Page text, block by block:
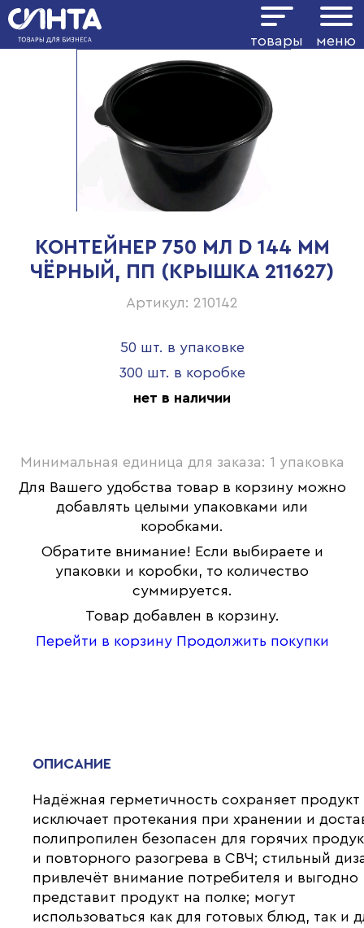
товары меню
КОНТЕЙНЕР 750 МЛ D 144 ММ
ЧЁРНЫЙ, ПП (КРЫШКА 211627)
Артикул: 210142
50 шт. в упаковке
300 шт. в коробке
нет в наличии
Минимальная единица для заказа: 1 упаковка
Для Вашего удобства товар в корзину можно
добавлять целыми упаковками или
коробками.
Обратите внимание! Если выбираете и
упаковки и коробки, то количество
суммируется.
Товар добавлен в корзину.
Перейти в корзину Продолжить покупки
ОПИСАНИЕ
Надёжная герметичность сохраняет продукт
исключает протекания при хранении и
полипропилен безопасен для горячих
и повторного разогрева в СВЧ; стильный
привлечёт внимание потребителя и выгодно
представит продукт на полке; могут
использоваться как для готовых блюд, так и